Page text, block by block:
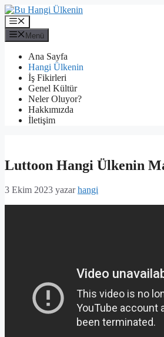
İçeriğe
atla
Menü
Menü
Ana Sayfa
Hangi Ülkenin
İş Fikirleri
Genel Kültür
Neler Oluyor?
Hakkımızda
İletişim
Luttoon Hangi Ülkenin
3 Ekim 2023 yazarhangi